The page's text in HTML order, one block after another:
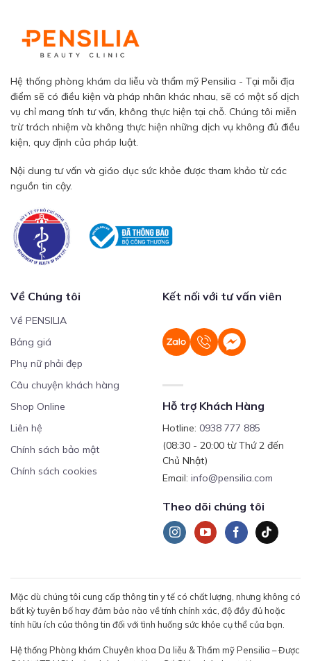
Hệ thống phòng khám da liễu và thẩm mỹ Pensilia - Tại mỗi địa
điểm sẽ có điều kiện và pháp nhân khác nhau, sẽ có một số dịch
vụ chỉ mang tính tư vấn, không thực hiện tại chỗ. Chúng tôi miễn
trừ trách nhiệm và không thực hiện những dịch vụ không đủ điều
kiện, quy định của pháp luật.
Nội dung tư vấn và giáo dục sức khỏe được tham khảo từ các
nguồn tin cậy.
Về Chúng tôi
Về PENSILIA
Bảng giá
Phụ nữ phải đẹp
Câu chuyện khách hàng
Shop Online
Liên hệ
Chính sách bảo mật
Chính sách cookies
Kết nối với tư vấn viên
Hỗ trợ Khách Hàng
Hotline: 0938 777 885
(08:30 - 20:00 từ Thứ 2 đến
Chủ Nhật)
Email: info@pensilia.com
Theo dõi chúng tôi
Mặc dù chúng tôi cung cấp thông tin y tế có chất lượng, nhưng không có
bất kỳ tuyên bố hay đảm bảo nào về tính chính xác, độ đầy đủ hoặc
tính hữu ích của thông tin đối với tình huống sức khỏe cụ thể của bạn.
Hệ thống Phòng khám Chuyên khoa Da liễu & Thẩm mỹ Pensilia – Được